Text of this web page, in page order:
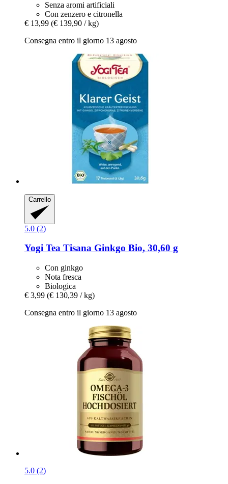
Senza aromi artificiali
Con zenzero e citronella
€ 13,99 (€ 139,90 / kg)
Consegna entro il giorno 13 agosto
Carrello
5.0 (2)
Yogi Tea Tisana Ginkgo Bio, 30,60 g
Con ginkgo
Nota fresca
Biologica
€ 3,99 (€ 130,39 / kg)
Consegna entro il giorno 13 agosto
5.0 (2)